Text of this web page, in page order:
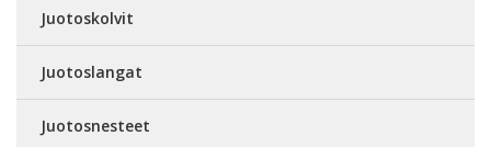
Juotoskolvit
Juotoslangat
Juotosnesteet